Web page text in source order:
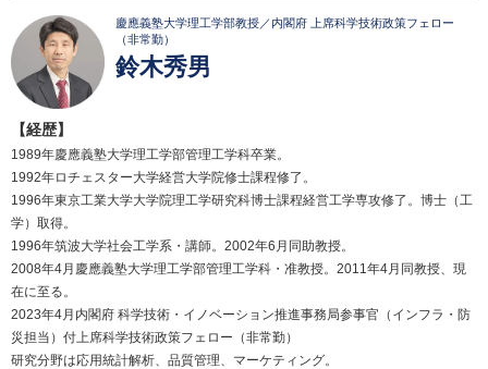
慶應義塾大学理工学部教授／内閣府 上席科学技術政策フェロー
（非常勤）
鈴木秀男
【経歴】
1989年慶應義塾大学理工学部管理工学科卒業。
1992年ロチェスター大学経営大学院修士課程修了。
1996年東京工業大学大学院理工学研究科博士課程経営工学専攻修了。博士（工
学）取得。
1996年筑波大学社会工学系・講師。2002年6月同助教授。
2008年4月慶應義塾大学理工学部管理工学科・准教授。2011年4月同教授、現
在に至る。
2023年4月内閣府 科学技術・イノベーション推進事務局参事官（インフラ・防
災担当）付上席科学技術政策フェロー（非常勤）
研究分野は応用統計解析、品質管理、マーケティング。